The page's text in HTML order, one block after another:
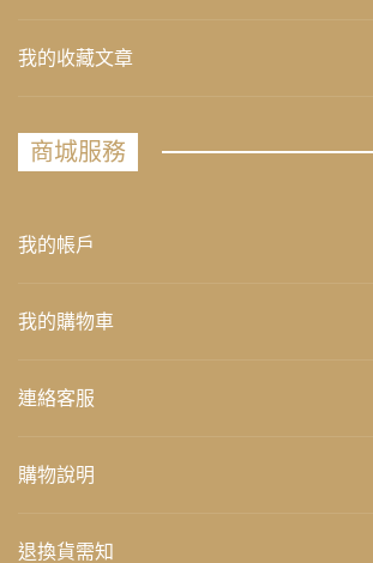
我的收藏文章
商城服務
我的帳戶
我的購物車
連絡客服
購物說明
退換貨需知